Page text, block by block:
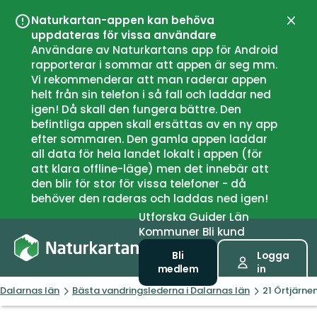
Naturkartan-appen kan behöva
uppdateras för vissa användare
Användare av Naturkartans app för Android
rapporterar i sommar att appen är seg mm.
Vi rekommenderar att man raderar appen
helt från sin telefon i så fall och laddar ned
igen! Då skall den fungera bättre. Den
befintliga appen skall ersättas av en ny app
efter sommaren. Den gamla appen laddar
all data för hela landet lokalt i appen (för
att klara offline-läge) men det innebär att
den blir för stor för vissa telefoner - då
behöver den raderas och laddas ned igen!
UtforskaGuiderLän
Kommuner Bli kund
Bli
medlem
Logga
in
Dalarnas län Bästa vandringslederna i Dalarnas län 21